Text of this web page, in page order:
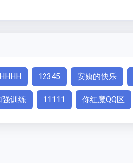
12345 安姨的快乐
强训练 11111 你红魔QQ区